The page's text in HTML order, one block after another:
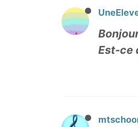
Est-ce